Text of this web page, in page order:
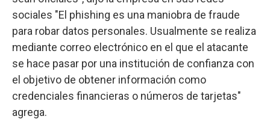
sociales "El phishing es una maniobra de fraude
para robar datos personales. Usualmente se realiza
mediante correo electrónico en el que el atacante
se hace pasar por una institución de confianza con
el objetivo de obtener información como
credenciales financieras o números de tarjetas"
agrega.